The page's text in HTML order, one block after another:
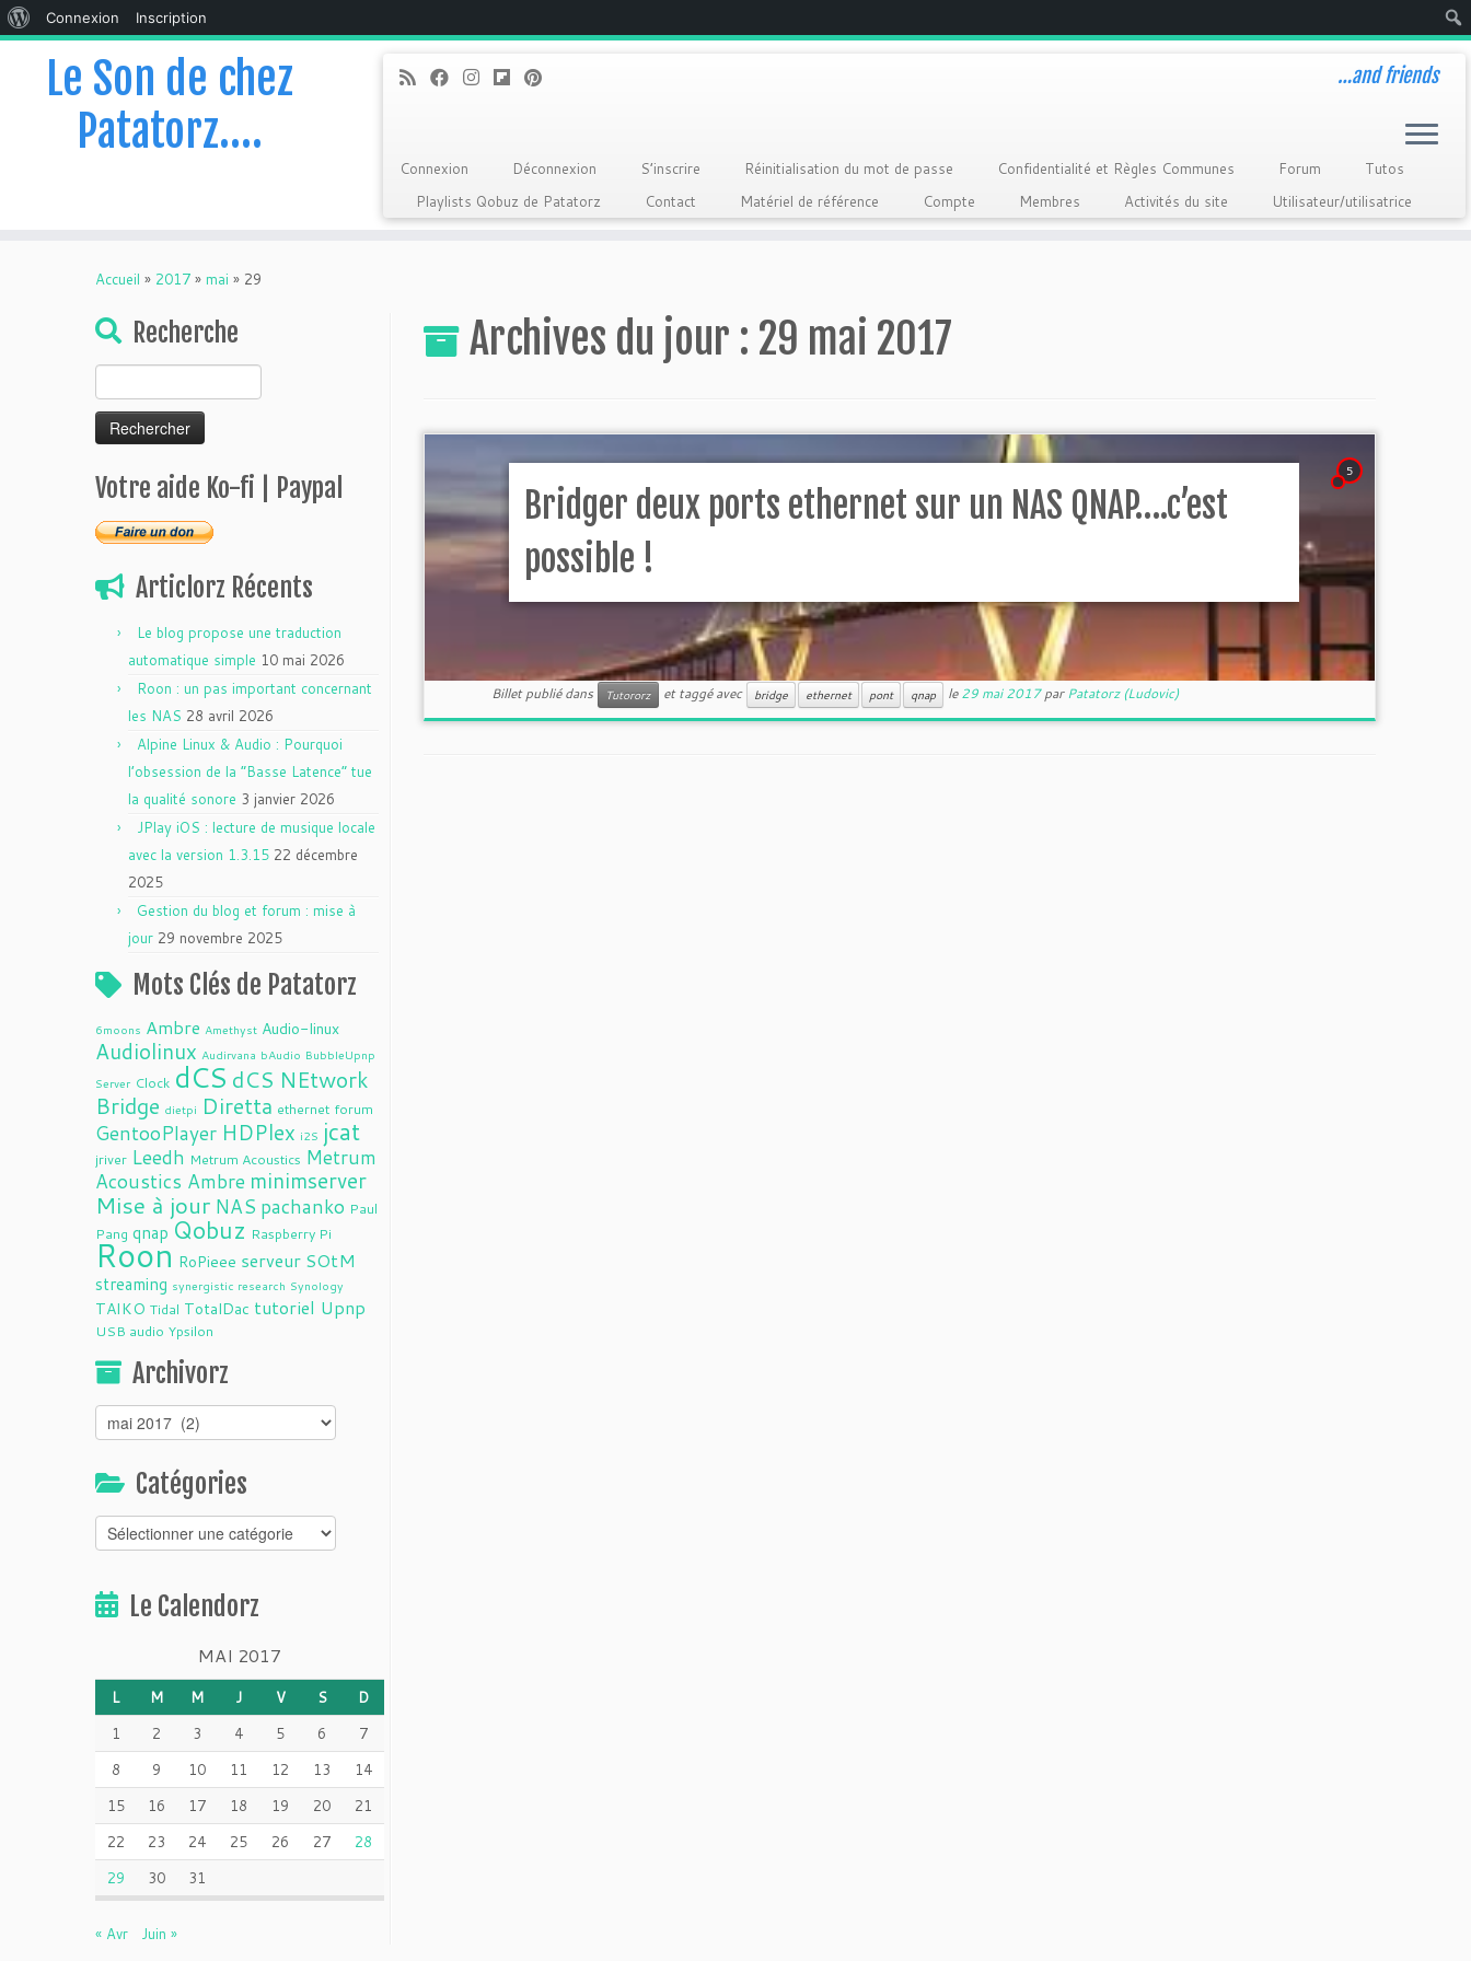
WordPress
Connexion
Inscription
Le Son de chez
Patatorz….
…and friends
Connexion Déconnexion S’inscrire Réinitialisation du mot de passe Confidentialité et Règles Communes Forum
Tutos
Playlists Qobuz de Patatorz
Contact Matériel de référence Compte Membres Activités du site Utilisateur/utilisatrice
Accueil » 2017 » mai » 29
Recherche
Votre aide Ko-fi | Paypal
Articlorz Récents
Le blog propose une traduction
automatique simple 10 mai 2026
Roon : un pas important concernant
les NAS 28 avril 2026
Alpine Linux & Audio : Pourquoi
l’obsession de la “Basse Latence” tue
la qualité sonore 3 janvier 2026
JPlay iOS : lecture de musique locale
avec la version 1.3.15 22 décembre
2025
Gestion du blog et forum : mise à
jour 29 novembre 2025
Mots Clés de Patatorz
6moons Ambre Amethyst Audio-linux
Audiolinux Audirvana bAudio BubbleUpnp
Server Clock dCS dCS NEtwork
Bridge dietpi Diretta ethernet forum
GentooPlayer HDPlex i2S jcat
jriver Leedh Metrum Acoustics Metrum
Acoustics Ambre minimserver
Mise à jour NAS pachanko Paul
Pang qnap Qobuz Raspberry Pi
Roon RoPieee serveur SOtM
streaming synergistic research Synology
TAIKO Tidal TotalDac tutoriel Upnp
USB audio Ypsilon
Archivorz
Archivorz
Catégories
Catégories
Le Calendorz
MAI 2017
L M M J V S
D
1
2 3 4 5 6
7
8
9 10 11 12 13
14
15
16 17 18 19 20
21
22
23 24 25 26 27
28
29
30 31
« Avr Juin »
Archives du jour : 29 mai 2017
5
Bridger deux ports ethernet sur un NAS QNAP….c’est
possible !
Billet publié dans Tutororz et taggé avec bridge ethernet pont qnap le29 mai 2017 parPatatorz (Ludovic)